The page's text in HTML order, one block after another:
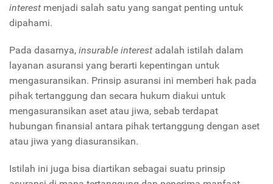
interest menjadi salah satu yang sangat penting untuk
dipahami.
Pada dasarnya, insurable interest adalah istilah dalam
layanan asuransi yang berarti kepentingan untuk
mengasuransikan. Prinsip asuransi ini memberi hak pada
pihak tertanggung dan secara hukum diakui untuk
mengasuransikan aset atau jiwa, sebab terdapat
hubungan finansial antara pihak tertanggung dengan aset
atau jiwa yang diasuransikan.
Istilah ini juga bisa diartikan sebagai suatu prinsip